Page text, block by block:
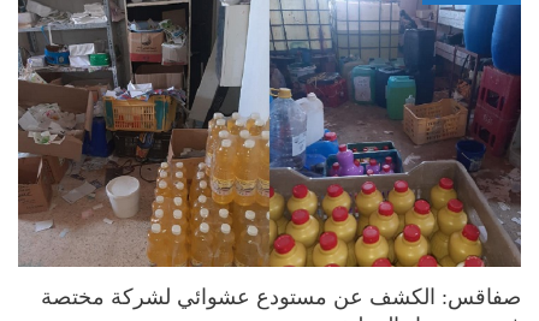
صفاقس: الكشف عن مستودع عشوائي لشركة مختصة